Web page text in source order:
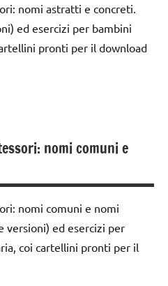
nomi astratti e concreti.
ed esercizi per bambini
pronti per il download
nomi comuni e
nomi comuni e nomi
versioni) ed esercizi per
coi cartellini pronti per il